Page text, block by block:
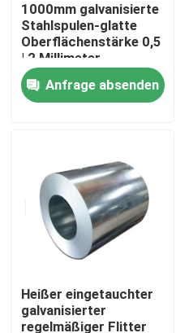
Videos
Über uns
Qualitätskontrolle
Kontaktiere uns
1000mm galvanisierte
Stahlspulen-glatte
Oberflächenstärke 0,5
| 2 Millimeter
Anfrage absenden
Heißer eingetauchter
galvanisierter
regelmäßiger Flitter